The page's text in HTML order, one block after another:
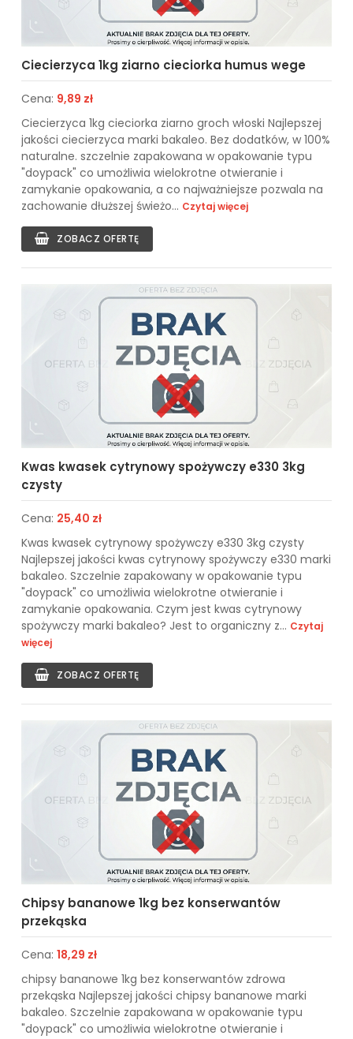
Ciecierzyca 1kg ziarno cieciorka humus wege
Cena: 9,89 zł
Ciecierzyca 1kg cieciorka ziarno groch włoski Najlepszej
jakości ciecierzyca marki bakaleo. Bez dodatków, w 100%
naturalne. szczelnie zapakowana w opakowanie typu
"doypack" co umożliwia wielokrotne otwieranie i
zamykanie opakowania, a co najważniejsze pozwala na
zachowanie dłuższej świeżo... Czytaj więcej
ZOBACZ OFERTĘ
Kwas kwasek cytrynowy spożywczy e330 3kg
czysty
Cena: 25,40 zł
Kwas kwasek cytrynowy spożywczy e330 3kg czysty
Najlepszej jakości kwas cytrynowy spożywczy e330 marki
bakaleo. Szczelnie zapakowany w opakowanie typu
"doypack" co umożliwia wielokrotne otwieranie i
zamykanie opakowania. Czym jest kwas cytrynowy
spożywczy marki bakaleo? Jest to organiczny z... Czytaj
więcej
ZOBACZ OFERTĘ
Chipsy bananowe 1kg bez konserwantów
przekąska
Cena: 18,29 zł
chipsy bananowe 1kg bez konserwantów zdrowa
przekąska Najlepszej jakości chipsy bananowe marki
bakaleo. Szczelnie zapakowana w opakowanie typu
"doypack" co umożliwia wielokrotne otwieranie i